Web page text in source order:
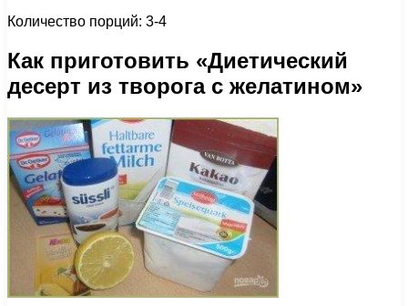
Количество порций: 3-4
Как приготовить «Диетический
десерт из творога с желатином»